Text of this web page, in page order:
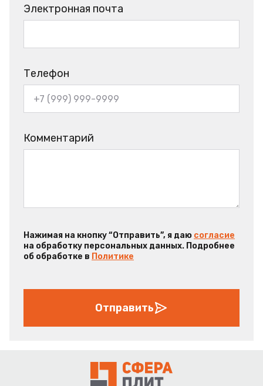
Электронная почта
Телефон
Комментарий
Нажимая на кнопку “Отправить”, я даю согласие
на обработку персональных данных. Подробнее
об обработке в Политике
Отправить